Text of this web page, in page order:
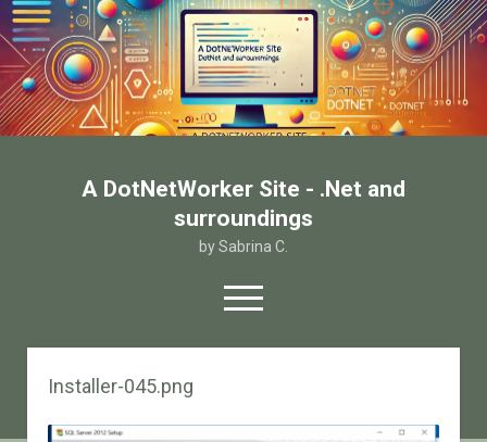
A DotNetWorker Site - .Net and
surroundings
by Sabrina C.
open
menu
twitterfacebook
email-form
Installer-045.png